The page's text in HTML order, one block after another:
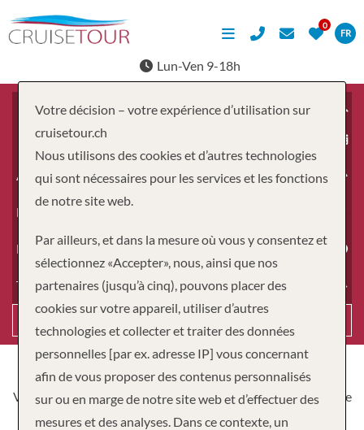
FR
Lun-Ven 9-18h
À partir du
Adultes
Enfants
Durée
Type de voyage
Vous trouverez toutes les informations nécessaires sur le site
tui.ch enallemandou enanglais.
Votre décision – votre expérience d’utilisation sur
cruisetour.ch
Nous utilisons des cookies et d’autres technologies
qui sont nécessaires pour les services et les fonctions
de notre site web.
Par ailleurs, et dans la mesure où vous y consentez et
sélectionnez «Accepter», nous, ainsi que nos
partenaires (jusqu’à cinq), pouvons placer des
cookies sur votre appareil, utiliser d’autres
technologies et collecter et traiter des données
personnelles [par ex. adresse IP] vous concernant
afin de vous proposer des contenus personnalisés
sur ou en marge de notre site web et d’effectuer des
mesures et des analyses. Dans ce contexte, un